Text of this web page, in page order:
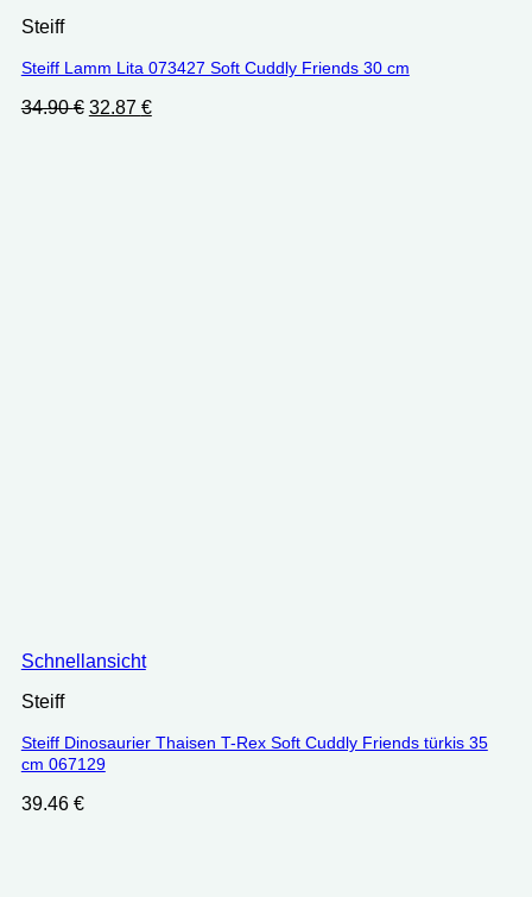
Steiff
Steiff Lamm Lita 073427 Soft Cuddly Friends 30 cm
34.90€ Ursprünglicher
32.87 €Aktueller
Schnellansicht
Steiff
Steiff Dinosaurier Thaisen T-Rex Soft Cuddly Friends türkis 35
cm 067129
39.46 €